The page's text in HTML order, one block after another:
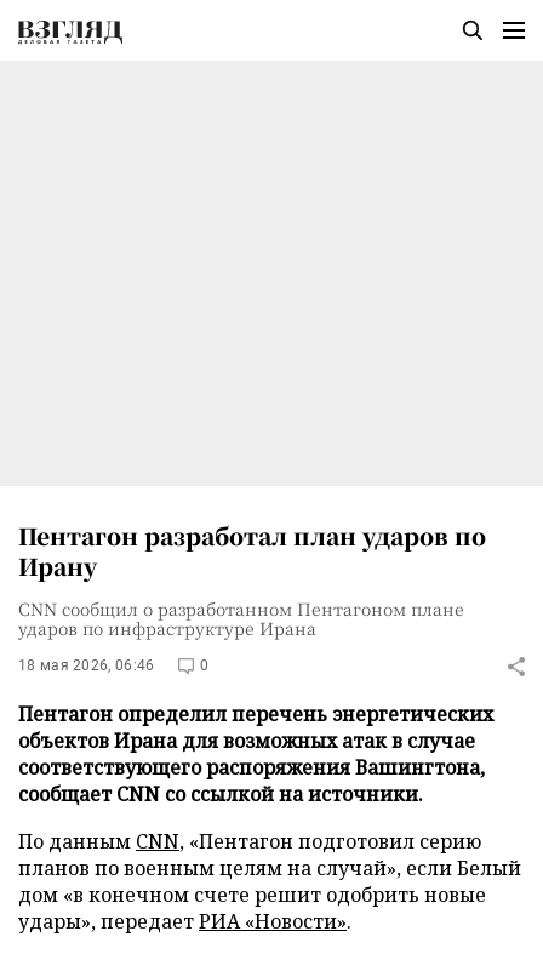
Пентагон разработал план ударов по
Ирану
CNN сообщил о разработанном Пентагоном плане
ударов по инфраструктуре Ирана
18 мая 2026, 06:46 0
Пентагон определил перечень энергетических
объектов Ирана для возможных атак в случае
соответствующего распоряжения Вашингтона,
сообщает CNN со ссылкой на источники.
По данным CNN, «Пентагон подготовил серию
планов по военным целям на случай», если Белый
дом «в конечном счете решит одобрить новые
удары», передаетРИА «Новости».